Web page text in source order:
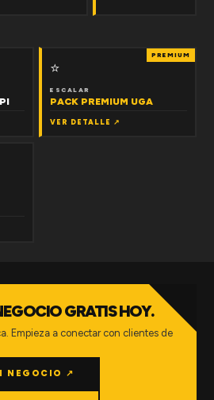
PREMIUM
⭐
ESCALAR
PACK PREMIUM UGA
VER DETALLE ↗
GRATIS HOY.
Empieza a conectar con clientes de
NEGOCIO ↗